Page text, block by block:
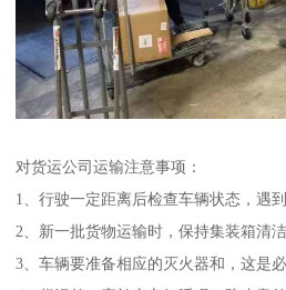
对货运公司运输注意事项：
1、行驶一定距离后检查车辆状态，遇
2、新一批货物运输时，保持集装箱清
3、车辆要准备相应的灭火器和，这是